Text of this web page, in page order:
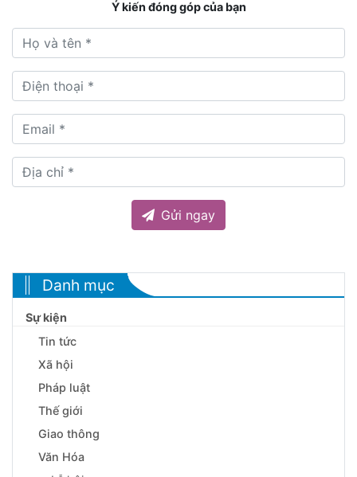
Ý kiến đóng góp của bạn
Gửi ngay
Danh mục
Sự kiện
Tin tức
Xã hội
Pháp luật
Thế giới
Giao thông
Văn Hóa